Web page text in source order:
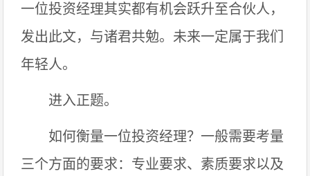
一位投资经理其实都有机会跃升至合伙人，
发出此文，与诸君共勉。未来一定属于我们
年轻人。
进入正题。
如何衡量一位投资经理？一般需要考量
三个方面的要求：专业要求、素质要求以及